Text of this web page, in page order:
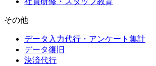
その他
データ入力代行・アンケート集計
データ復旧
決済代行